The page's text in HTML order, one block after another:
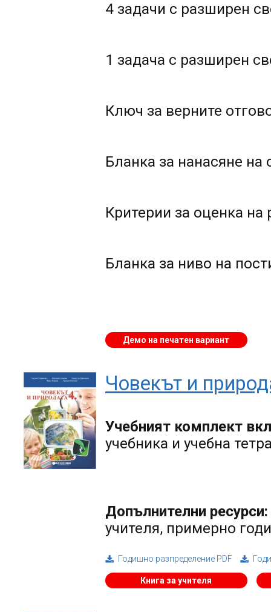
4 задачи с разширен
1 задача с разширен
Ключ за верните
Бланка за нанасяне на
Критерии за оценка на
Бланка за ниво на
Демо на печатен вариант
Човекът и
Учебният комплект
учебника и учебна
Допълнителни ресурси:
учителя, примерно
Годишно разпределение PDF
Книга за учителя